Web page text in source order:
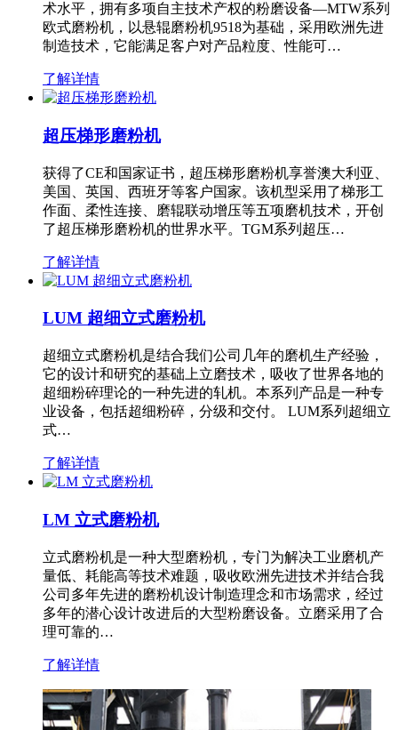
术水平，拥有多项自主技术产权的粉磨设备—MTW系列
欧式磨粉机，以悬辊磨粉机9518为基础，采用欧洲先进
制造技术，它能满足客户对产品粒度、性能可…
了解详情
超压梯形磨粉机
获得了CE和国家证书，超压梯形磨粉机享誉澳大利亚、
美国、英国、西班牙等客户国家。该机型采用了梯形工
作面、柔性连接、磨辊联动增压等五项磨机技术，开创
了超压梯形磨粉机的世界水平。TGM系列超压…
了解详情
LUM 超细立式磨粉机
超细立式磨粉机是结合我们公司几年的磨机生产经验，
它的设计和研究的基础上立磨技术，吸收了世界各地的
超细粉碎理论的一种先进的轧机。本系列产品是一种专
业设备，包括超细粉碎，分级和交付。 LUM系列超细立
式…
了解详情
LM 立式磨粉机
立式磨粉机是一种大型磨粉机，专门为解决工业磨机产
量低、耗能高等技术难题，吸收欧洲先进技术并结合我
公司多年先进的磨粉机设计制造理念和市场需求，经过
多年的潜心设计改进后的大型粉磨设备。立磨采用了合
理可靠的…
了解详情